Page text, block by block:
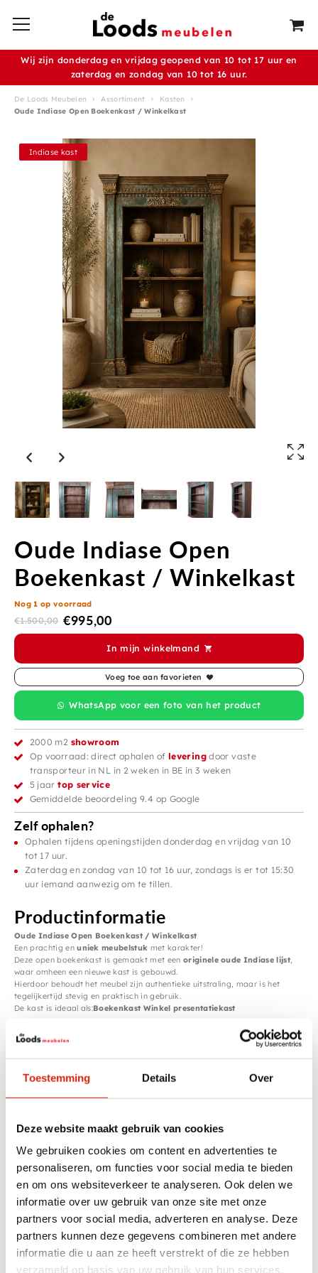
Toestemming Details Over
Deze website maakt gebruik van cookies
We gebruiken cookies om content en advertenties te
personaliseren, om functies voor social media te bieden
en om ons websiteverkeer te analyseren. Ook delen we
informatie over uw gebruik van onze site met onze
partners voor social media, adverteren en analyse. Deze
partners kunnen deze gegevens combineren met andere
informatie die u aan ze heeft verstrekt of die ze hebben
verzameld op basis van uw gebruik van hun services.
Wij zijn donderdag en vrijdag geopend van 10 tot 17 uur en
zaterdag en zondag van 10 tot 16 uur.
De Loods Meubelen Assortiment
Kasten
Oude Indiase Open Boekenkast / Winkelkast
Indiase kast
Oude Indiase Open
Boekenkast / Winkelkast
Nog 1 op voorraad
€1.500,00 €995,00
In mijn winkelmand
Voeg toe aan favorieten
WhatsApp voor een foto van het product
2000 m2 showroom
Op voorraad: direct ophalen ofleveringdoor vaste
transporteur in NL in 2 weken in BE in 3 weken
5 jaartop service
Gemiddelde beoordeling 9.4 op Google
Zelf ophalen?
Ophalen tijdens openingstijden donderdag en vrijdag van 10
tot 17 uur.
Zaterdag en zondag van 10 tot 16 uur, zondags is er tot 15:30
uur iemand aanwezig om te tillen.
Productinformatie
Oude Indiase Open Boekenkast / Winkelkast
Een prachtig enuniek meubelstuk met karakter!
Deze open boekenkast is gemaakt met een originele oude Indiase lijst,
waar omheen een nieuwe kast is gebouwd.
Hierdoor behoudt het meubel zijn authentieke uitstraling, maar is het
tegelijkertijd stevig en praktisch in gebruik.
De kast is ideaal als:Boekenkast Winkel presentatiekast
De verweerde details en het houtwerk zorgen voor een warme, doorleefde
Kenmerken
Uniek,één van zijn soort
Originele Indiase houten details
AfmetingenBreedte: 153 cmDiepte: 50 cmHoogte: 205 cm
Een echte blikvanger in elk interieur, metveel sfeer en historie.
Specificaties
Kleur Blauw, Groen
Breedte 151 – 200 cm